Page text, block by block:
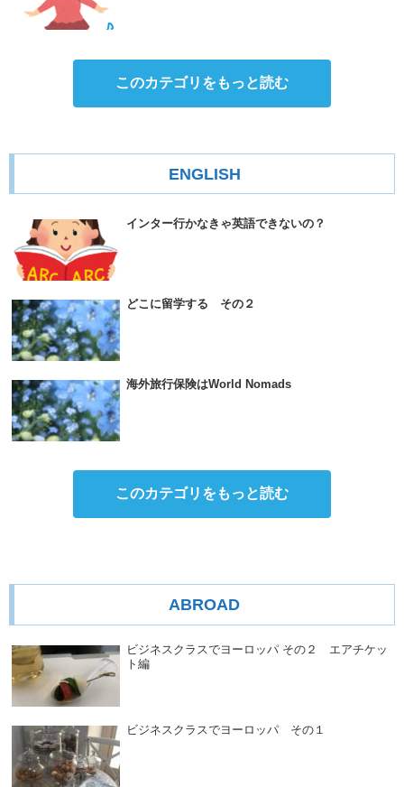
このカテゴリをもっと読む
ENGLISH
インター行かなきゃ英語できないの？
どこに留学する その２
海外旅行保険はWorld Nomads
このカテゴリをもっと読む
ABROAD
ビジネスクラスでヨーロッパ その２ エアチケッ
ト編
ビジネスクラスでヨーロッパ その１